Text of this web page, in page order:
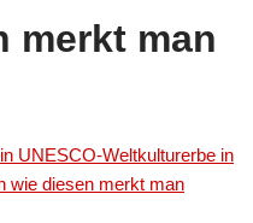
merkt man
UNESCO-Weltkulturerbe in
wie diesen merkt man